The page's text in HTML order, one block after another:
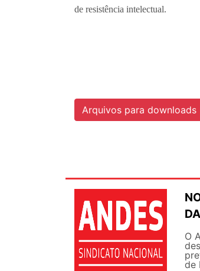
de resistência intelectual.
Arquivos para downloads
O
de